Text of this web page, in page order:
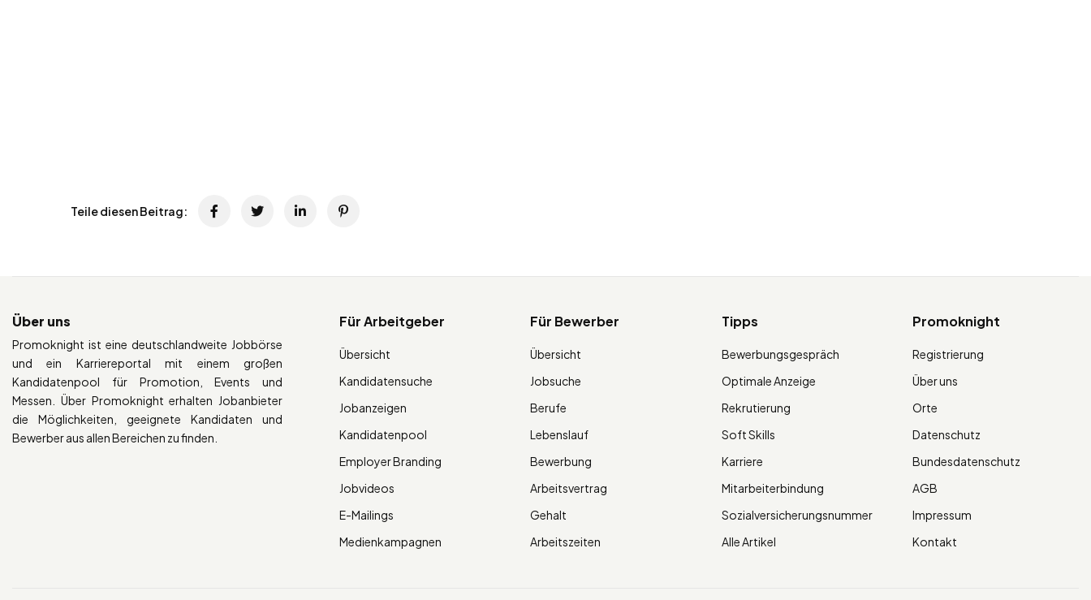
Teile diesen Beitrag:
Über uns
Promoknight ist eine deutschlandweite Jobbörse
und ein Karriereportal mit einem großen
Kandidatenpool für Promotion, Events und
Messen. Über Promoknight erhalten Jobanbieter
die Möglichkeiten, geeignete Kandidaten und
Bewerber aus allen Bereichen zu finden.
Für Arbeitgeber
Übersicht
Kandidatensuche
Jobanzeigen
Kandidatenpool
Employer Branding
Jobvideos
E-Mailings
Medienkampagnen
Für Bewerber
Übersicht
Jobsuche
Berufe
Lebenslauf
Bewerbung
Arbeitsvertrag
Gehalt
Arbeitszeiten
Tipps
Bewerbungsgespräch
Optimale Anzeige
Rekrutierung
Soft Skills
Karriere
Mitarbeiterbindung
Sozialversicherungsnummer
Alle Artikel
Promoknight
Registrierung
Über uns
Orte
Datenschutz
Bundesdatenschutz
AGB
Impressum
Kontakt